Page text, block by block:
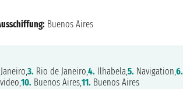
Buenos Aires
3. Rio de Janeiro,4. Ilhabela,5. Navigation,6.
10. Buenos Aires,11. Buenos Aires